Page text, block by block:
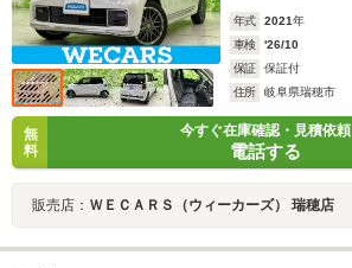
年式 2021年
車検
'26/10
保証
保証付
住所
岐阜県瑞穂市
無
料
今すぐ在庫確認・見積依頼
電話する
販売店： ＷＥＣＡＲＳ（ウィーカーズ） 瑞穂店